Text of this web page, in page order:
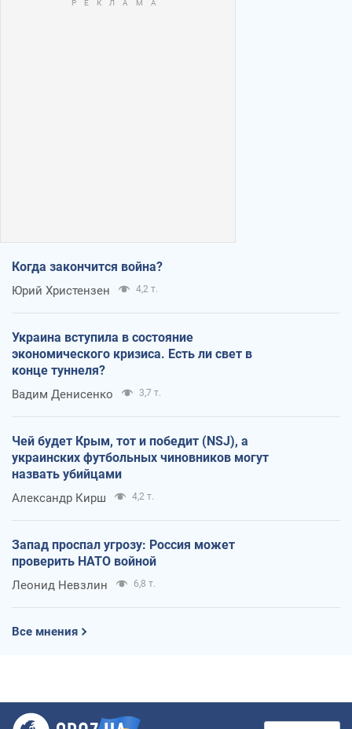
Когда закончится война?
Юрий Христензен 4,2 т.
Украина вступила в состояние
экономического кризиса. Есть ли свет в
конце туннеля?
Вадим Денисенко 3,7 т.
Чей будет Крым, тот и победит (NSJ), а
украинских футбольных чиновников могут
назвать убийцами
Александр Кирш 4,2 т.
Запад проспал угрозу: Россия может
проверить НАТО войной
Леонид Невзлин 6,8 т.
Все мнения